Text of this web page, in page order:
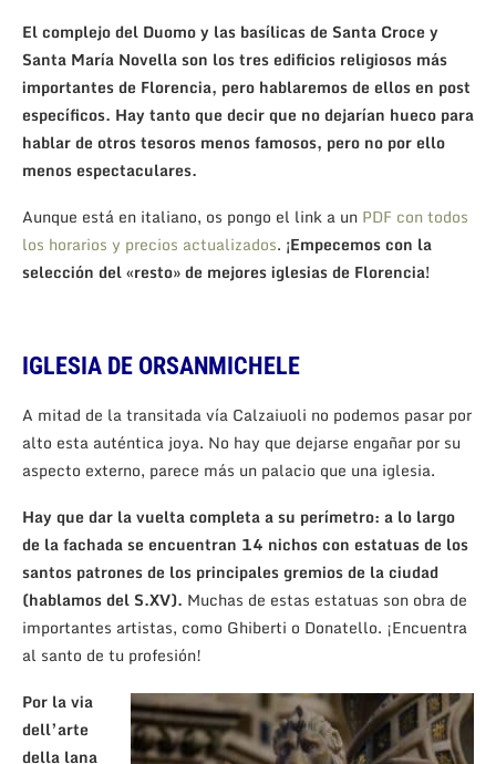
El complejo del Duomo y las basílicas de Santa Croce y
Santa María Novella son los tres edificios religiosos más
importantes de Florencia, pero hablaremos de ellos en post
específicos. Hay tanto que decir que no dejarían hueco para
hablar de otros tesoros menos famosos, pero no por ello
menos espectaculares.
Aunque está en italiano, os pongo el link a un PDF con todos
los horarios y precios actualizados. ¡Empecemos con la
selección del «resto» de mejores iglesias de Florencia!
IGLESIA DE ORSANMICHELE
A mitad de la transitada vía Calzaiuoli no podemos pasar por
alto esta auténtica joya. No hay que dejarse engañar por su
aspecto externo, parece más un palacio que una iglesia.
Hay que dar la vuelta completa a su perímetro: a lo largo
de la fachada se encuentran 14 nichos con estatuas de los
santos patrones de los principales gremios de la ciudad
(hablamos del S.XV). Muchas de estas estatuas son obra de
importantes artistas, como Ghiberti o Donatello. ¡Encuentra
al santo de tu profesión!
Por la via
dell’arte
della lana